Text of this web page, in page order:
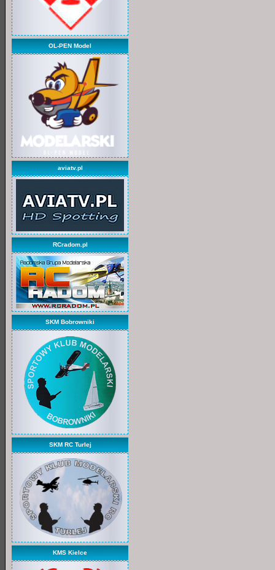
OL-PEN Model
aviatv.pl
RCradom.pl
SKM Bobrowniki
SKM RC Turlej
KMS Kielce